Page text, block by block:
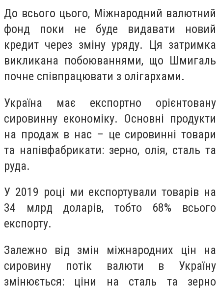
До всього цього, Міжнародний валютний
фонд поки не буде видавати новий
кредит через зміну уряду. Ця затримка
викликана побоюваннями, що Шмигаль
почне співпрацювати з олігархами.
Україна має експортно орієнтовану
сировинну економіку. Основні продукти
на продаж в нас – це сировинні товари
та напівфабрикати: зерно, олія, сталь та
руда.
У 2019 році ми експортували товарів на
34 млрд доларів, тобто 68% всього
експорту.
Залежно від змін міжнародних цін на
сировину потік валюти в Україну
змінюється: ціни на сталь та зерно